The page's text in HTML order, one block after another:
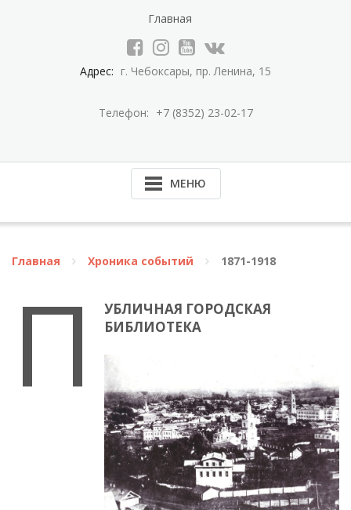
Главная
Адрес: г. Чебоксары, пр. Ленина, 15
Телефон: +7 (8352) 23-02-17
МЕНЮ
Главная Хроника событий 1871-1918
П
УБЛИЧНАЯ ГОРОДСКАЯ
БИБЛИОТЕКА